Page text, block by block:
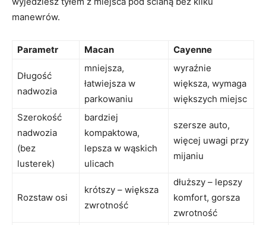
manewrów.
Parametr Macan Cayenne
Długość
nadwozia
mniejsza,
łatwiejsza w
parkowaniu
wyraźnie
większa, wymaga
większych miejsc
Szerokość
nadwozia
(bez
lusterek)
bardziej
kompaktowa,
lepsza w wąskich
ulicach
szersze auto,
więcej uwagi przy
mijaniu
Rozstaw osi
krótszy – większa
zwrotność
dłuższy – lepszy
komfort, gorsza
zwrotność